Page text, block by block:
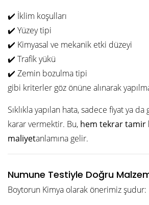
✔️ İklim koşulları
✔️ Yüzey tipi
✔️ Kimyasal ve mekanik etki düzeyi
✔️ Trafik yükü
✔️ Zemin bozulma tipi
gibi kriterler göz önüne alınarak
Sıklıkla yapılan hata, sadece fiyat ya
karar vermektir. Bu, hem tekrar tamir
maliyetanlamına gelir.
Numune Testiyle Doğru
Boytorun Kimya olarak önerimiz şudur: